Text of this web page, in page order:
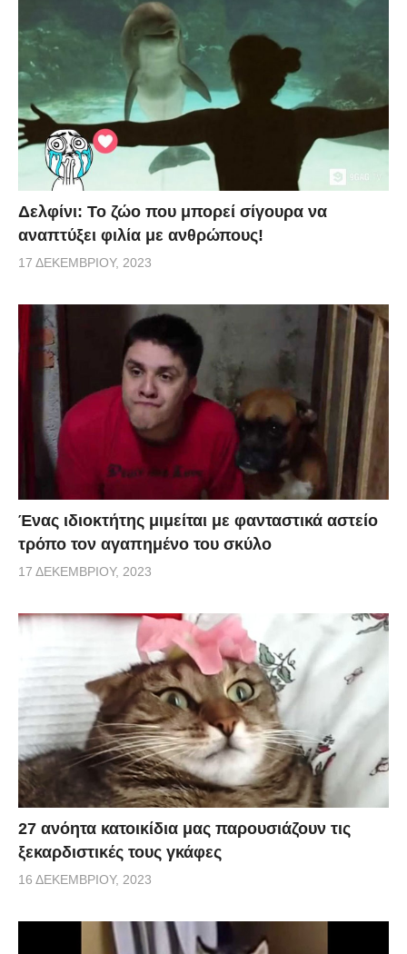
Δελφίνι: Το ζώο που μπορεί σίγουρα να
αναπτύξει φιλία με ανθρώπους!
17 ΔΕΚΕΜΒΡΊΟΥ, 2023
Ένας ιδιοκτήτης μιμείται με φανταστικά αστείο
τρόπο τον αγαπημένο του σκύλο
17 ΔΕΚΕΜΒΡΊΟΥ, 2023
27 ανόητα κατοικίδια μας παρουσιάζουν τις
ξεκαρδιστικές τους γκάφες
16 ΔΕΚΕΜΒΡΊΟΥ, 2023